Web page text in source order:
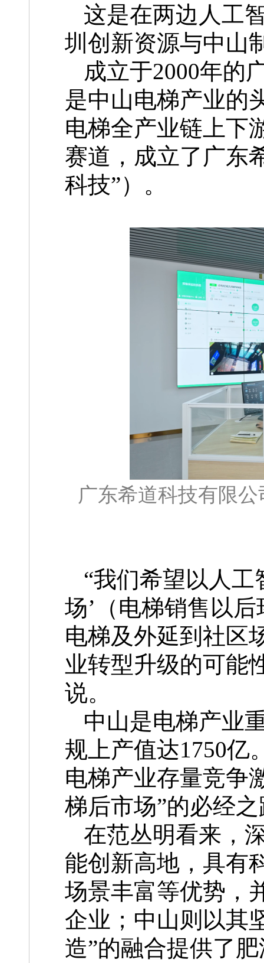
这是在两边人工
圳创新资源与中山
成立于2000年的
是中山电梯产业的
电梯全产业链上下
赛道，成立了广东
科技”）。
广东希道科技有限
“我们希望以人工
场’（电梯销售以
电梯及外延到社区
业转型升级的可能
说。
中山是电梯产业
规上产值达1750亿
电梯产业存量竞争
梯后市场”的必经
在范丛明看来，
能创新高地，具有
场景丰富等优势，
企业；中山则以其
造”的融合提供了